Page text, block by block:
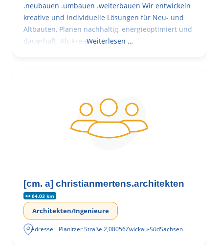
.neubauen .umbauen .weiterbauen Wir entwickeln
kreative und individuelle Lösungen für Neu- und
Altbauten, Planen nachhaltig, energieoptimiert und
dauerhaft. Als FreieWeiterlesen …
[cm. a] christianmertens.architekten
64.03 km
Architekten/Ingenieure
Adresse: Planitzer Straße 2,08056Zwickau-SüdSachsen